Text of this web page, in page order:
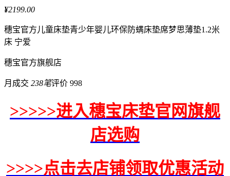
¥2199.00
穗宝官方儿童床垫青少年婴儿环保防螨床垫席梦思薄垫1.2米
床 宁爱
穗宝官方旗舰店
月成交 238笔评价 998
>>>>>进入穗宝床垫官网旗舰
店选购
>>>>点击去店铺领取优惠活动